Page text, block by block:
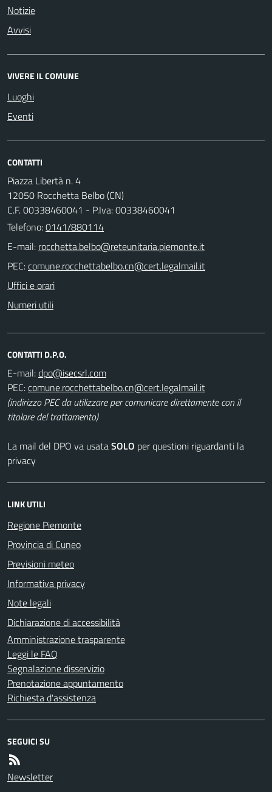
Notizie
Avvisi
VIVERE IL COMUNE
Luoghi
Eventi
CONTATTI
Piazza Libertà n. 4
12050 Rocchetta Belbo (CN)
C.F. 00338460041 - P.Iva: 00338460041
Telefono:0141/880114
E-mail:
PEC:
Uffici e orari
Numeri utili
CONTATTI D.P.O.
E-mail:
PEC:
(indirizzo PEC da utilizzare per comunicare direttamente con il
titolare del trattamento)
La mail del DPO va usataSOLO per questioni riguardanti la
privacy
LINK UTILI
Regione Piemonte
Provincia di Cuneo
Previsioni meteo
Informativa privacy
Note legali
Dichiarazione di accessibilità
Amministrazione trasparente
Leggi le FAQ
Segnalazione disservizio
Prenotazione appuntamento
Richiesta d'assistenza
SEGUICI SU
Newsletter